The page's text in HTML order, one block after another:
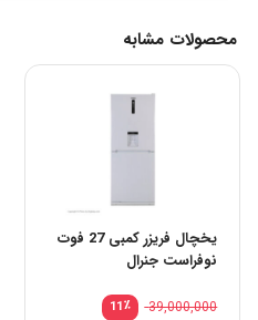
محصولات مشابه
یخچال فریزر کمبی 27 فوت
نوفراست جنرال
٪11
39,000,000